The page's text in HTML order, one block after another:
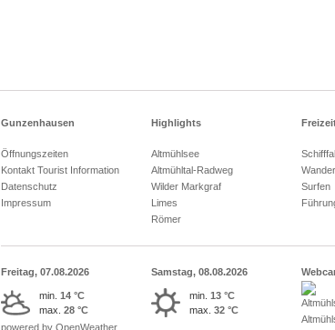
Gunzenhausen
Öffnungszeiten
Kontakt Tourist Information
Datenschutz
Impressum
Highlights
Altmühlsee
Altmühltal-Radweg
Wilder Markgraf
Limes
Römer
Surfen
Freitag, 07.08.2026
min. 14 °C
max. 28 °C
Samstag, 08.08.2026
min. 13 °C
max. 32 °C
powered by OpenWeather